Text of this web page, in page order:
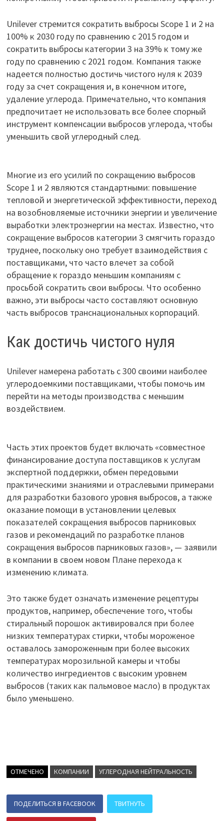
Unilever стремится сократить выбросы Scope 1 и 2 на
100% к 2030 году по сравнению с 2015 годом и
сократить выбросы категории 3 на 39% к тому же
году по сравнению с 2021 годом. Компания также
надеется полностью достичь чистого нуля к 2039
году за счет сокращения и, в конечном итоге,
удаление углерода. Примечательно, что компания
предпочитает не использовать все более спорный
инструмент компенсации выбросов углерода, чтобы
уменьшить свой углеродный след.
Многие из его усилий по сокращению выбросов
Scope 1 и 2 являются стандартными: повышение
тепловой и энергетической эффективности, переход
на возобновляемые источники энергии и увеличение
выработки электроэнергии на местах. Известно, что
сокращение выбросов категории 3 смягчить гораздо
труднее, поскольку оно требует взаимодействия с
поставщиками, что часто влечет за собой
обращение к гораздо меньшим компаниям с
просьбой сократить свои выбросы. Что особенно
важно, эти выбросы часто составляют основную
часть выбросов транснациональных корпораций.
Как достичь чистого нуля
Unilever намерена работать с 300 своими наиболее
углеродоемкими поставщиками, чтобы помочь им
перейти на методы производства с меньшим
воздействием.
Часть этих проектов будет включать «совместное
финансирование доступа поставщиков к услугам
экспертной поддержки, обмен передовыми
практическими знаниями и отраслевыми примерами
для разработки базового уровня выбросов, а также
оказание помощи в установлении целевых
показателей сокращения выбросов парниковых
газов и рекомендаций по разработке планов
сокращения выбросов парниковых газов», — заявили
в компании в своем новом Плане перехода к
изменению климата.
Это также будет означать изменение рецептуры
продуктов, например, обеспечение того, чтобы
стиральный порошок активировался при более
низких температурах стирки, чтобы мороженое
оставалось замороженным при более высоких
температурах морозильной камеры и чтобы
количество ингредиентов с высоким уровнем
выбросов (таких как пальмовое масло) в продуктах
было уменьшено.
ОТМЕЧЕНО КОМПАНИИ УГЛЕРОДНАЯ НЕЙТРАЛЬНОСТЬ
ПОДЕЛИТЬСЯ В FACEBOOK ТВИТНУТЬ